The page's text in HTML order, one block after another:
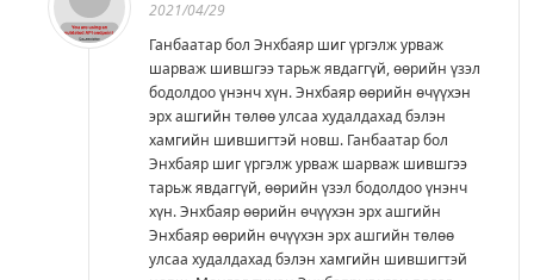
2021/04/29
Ганбаатар бол Энхбаяр шиг үргэлж урваж
шарваж шившгээ тарьж явдаггүй, өөрийн үзэл
бодолдоо үнэнч хүн. Энхбаяр өөрийн өчүүхэн
эрх ашгийн төлөө улсаа худалдахад бэлэн
хамгийн шившигтэй новш. Ганбаатар бол
Энхбаяр шиг үргэлж урваж шарваж шившгээ
тарьж явдаггүй, өөрийн үзэл бодолдоо үнэнч
хүн. Энхбаяр өөрийн өчүүхэн эрх ашгийн
Энхбаяр өөрийн өчүүхэн эрх ашгийн төлөө
улсаа худалдахад бэлэн хамгийн шившигтэй